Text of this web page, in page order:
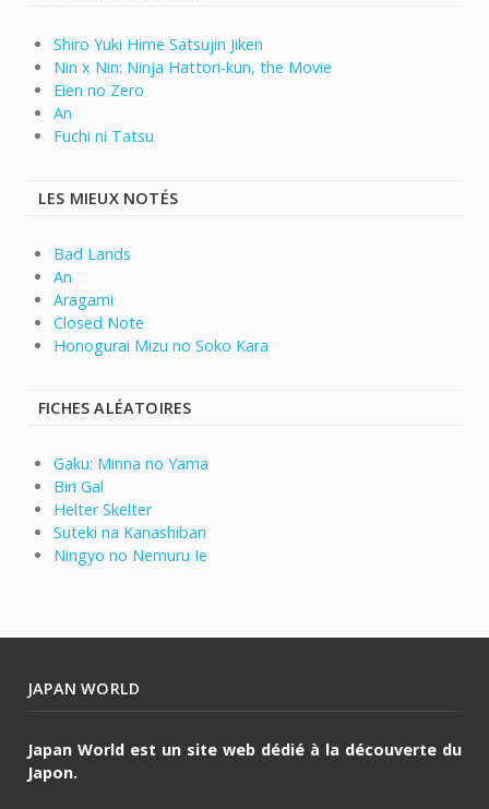
Shiro Yuki Hime Satsujin Jiken
Nin x Nin: Ninja Hattori-kun, the Movie
Eien no Zero
An
Fuchi ni Tatsu
LES MIEUX NOTÉS
Bad Lands
An
Aragami
Closed Note
Honogurai Mizu no Soko Kara
FICHES ALÉATOIRES
Gaku: Minna no Yama
Biri Gal
Helter Skelter
Suteki na Kanashibari
Ningyo no Nemuru Ie
JAPAN WORLD
Japan World est un site web dédié à la découverte du
Japon.